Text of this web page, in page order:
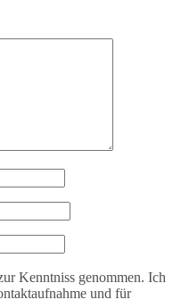
Kenntniss genommen. Ich
und für